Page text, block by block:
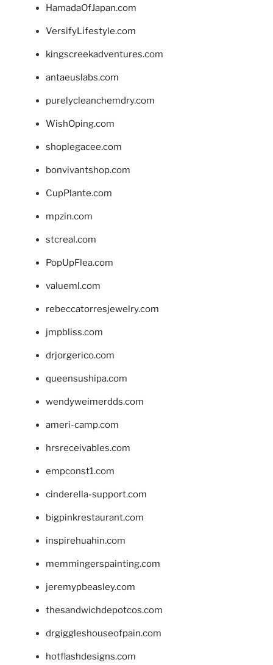
HamadaOfJapan.com
VersifyLifestyle.com
kingscreekadventures.com
antaeuslabs.com
purelycleanchemdry.com
WishOping.com
shoplegacee.com
bonvivantshop.com
CupPlante.com
mpzin.com
stcreal.com
PopUpFlea.com
valueml.com
rebeccatorresjewelry.com
jmpbliss.com
drjorgerico.com
queensushipa.com
wendyweimerdds.com
ameri-camp.com
hrsreceivables.com
empconst1.com
cinderella-support.com
bigpinkrestaurant.com
inspirehuahin.com
memmingerspainting.com
jeremypbeasley.com
thesandwichdepotcos.com
drgiggleshouseofpain.com
hotflashdesigns.com